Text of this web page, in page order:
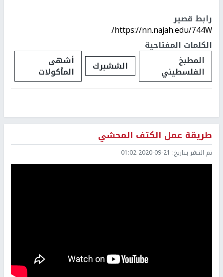
رابط قصير
https://nn.najah.edu/744W/
الكلمات المفتاحية
المطبخ
الفلسطيني الششبرك أشهى
المأكولات
طريقة عمل الكتف المحشي
تم النشر بتاريخ: 2020-09-21 01:02